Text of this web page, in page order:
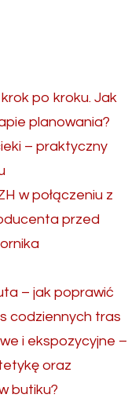
po kroku. Jak
planowania?
– praktyczny
w połączeniu z
przed
– jak poprawić
codziennych tras
i ekspozycyjne –
oraz
butiku?